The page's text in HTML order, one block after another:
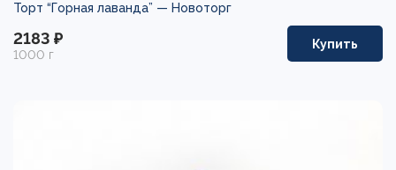
Торт “Горная лаванда” — Новоторг
2183 ₽
1000 г
Купить